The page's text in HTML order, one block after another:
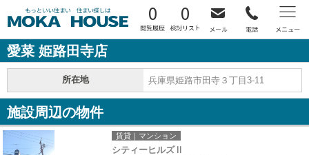
0 0
愛菜 姫路田寺店
所在地 兵庫県姫路市田寺３丁目3-11
施設周辺の物件
賃貸｜マンション
シティーヒルズⅡ